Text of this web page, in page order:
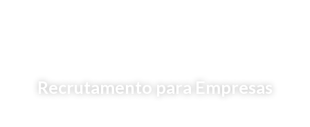
Recrutamento para Empresas